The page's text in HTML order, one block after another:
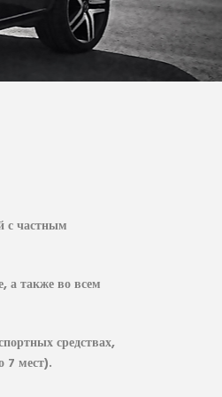
с частным
а также во всем
средствах,
7 мест).